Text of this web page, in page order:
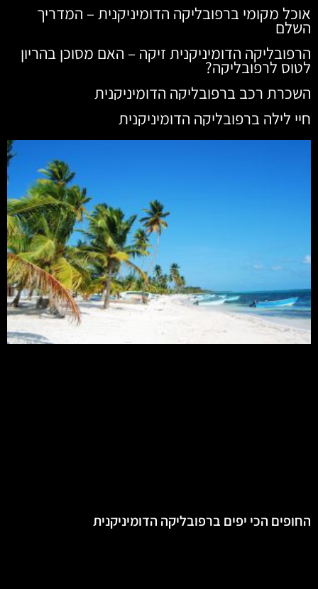
אוכל מקומי ברפובליקה הדומיניקנית – המדריך
השלם
הרפובליקה הדומיניקנית זיקה – האם מסוכן בהריון
לטוס לרפובליקה?
השכרת רכב ברפובליקה הדומיניקנית
חיי לילה ברפובליקה הדומיניקנית
החופים הכי יפים ברפובליקה הדומיניקנית